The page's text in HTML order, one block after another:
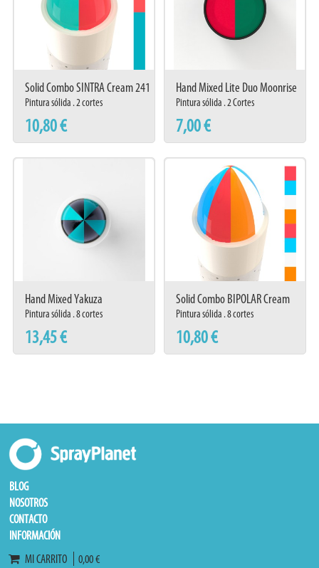
Solid Combo SINTRA Cream 241
Pintura sólida . 2 cortes
10,80 €
Hand Mixed Lite Duo Moonrise
Pintura sólida . 2 Cortes
7,00 €
Hand Mixed Yakuza
Pintura sólida . 8 cortes
13,45 €
Solid Combo BIPOLAR Cream
841
Pintura sólida . 8 cortes
10,80 €
BLOG
NOSOTROS
CONTACTO
INFORMACIÓN
MI CARRITO
0,00 €